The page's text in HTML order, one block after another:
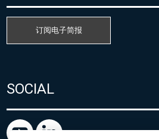
订阅电子简报
SOCIAL